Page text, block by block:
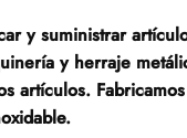
y suministrar
y herraje
artículos.